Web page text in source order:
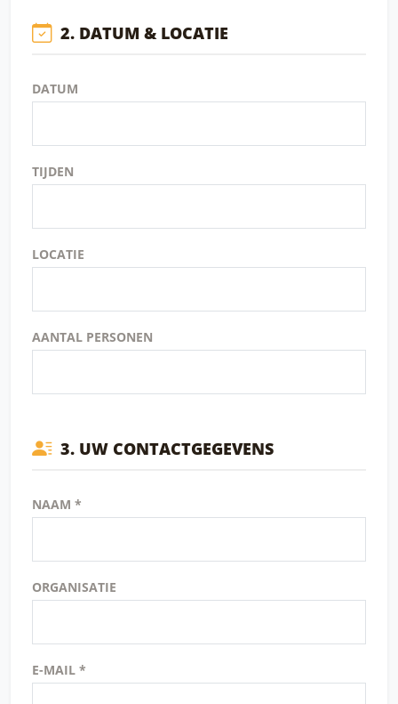
2. DATUM & LOCATIE
DATUM
TIJDEN
LOCATIE
AANTAL PERSONEN
3. UW CONTACTGEGEVENS
NAAM *
ORGANISATIE
E-MAIL *